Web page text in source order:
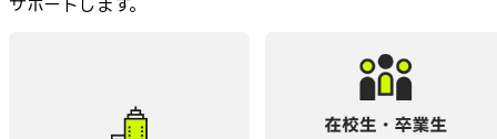
サポートします。